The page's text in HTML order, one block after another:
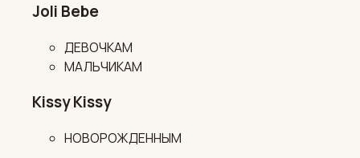
Joli Bebe
ДЕВОЧКАМ
МАЛЬЧИКАМ
Kissy Kissy
НОВОРОЖДЕННЫМ